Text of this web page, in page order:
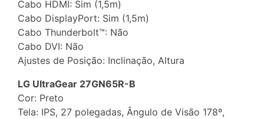
Cabo HDMI: Sim (1,5m)
Cabo DisplayPort: Sim (1,5m)
Cabo Thunderbolt™: Não
Cabo DVI: Não
Ajustes de Posição: Inclinação, Altura
LG UltraGear 27GN65R-B
Cor: Preto
Tela: IPS, 27 polegadas, Ângulo de Visão 178º,